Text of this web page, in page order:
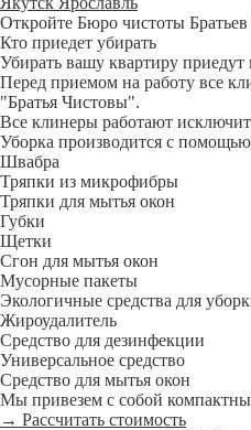
Откройте Бюро чистоты
Кто приедет убирать
Убирать вашу квартиру приедут
Перед приемом на работу все
"Братья Чистовы".
Все клинеры работают
Уборка производится с
Швабра
Тряпки из микрофибры
Тряпки для мытья окон
Губки
Щетки
Сгон для мытья окон
Мусорные пакеты
Экологичные средства для
Жироудалитель
Средство для дезинфекции
Универсальное средство
Средство для мытья окон
Мы привезем с собой
→ Рассчитать стоимость